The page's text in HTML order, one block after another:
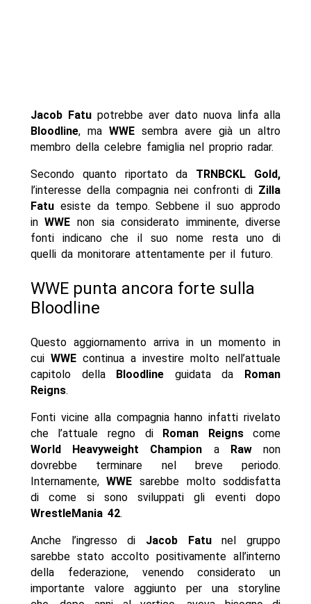
Jacob Fatupotrebbe aver dato nuova linfa alla
Bloodline, ma WWEsembra avere già un altro
membro della celebre famiglia nel proprio radar.
Secondo quanto riportato da TRNBCKL Gold,
l’interesse della compagnia nei confronti di Zilla
Fatuesiste da tempo. Sebbene il suo approdo
inWWE non sia considerato imminente, diverse
fonti indicano che il suo nome resta uno di
quelli da monitorare attentamente per il futuro.
WWE punta ancora forte sulla
Bloodline
Questo aggiornamento arriva in un momento in
cui WWEcontinua a investire molto nell’attuale
capitolo della Bloodline guidata da Roman
Reigns.
Fonti vicine alla compagnia hanno infatti rivelato
che l’attuale regno di Roman Reignscome
World Heavyweight Champion a Rawnon
dovrebbe terminare nel breve periodo.
Internamente,WWE sarebbe molto soddisfatta
di come si sono sviluppati gli eventi dopo
WrestleMania 42.
Anche l’ingresso di Jacob Fatunel gruppo
sarebbe stato accolto positivamente all’interno
della federazione, venendo considerato un
importante valore aggiunto per una storyline